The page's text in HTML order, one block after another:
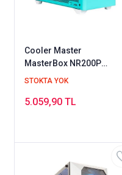
Cooler Master
MasterBox NR200P
Karayip Mavi USB 3.2
STOKTA YOK
5.059,90 TL